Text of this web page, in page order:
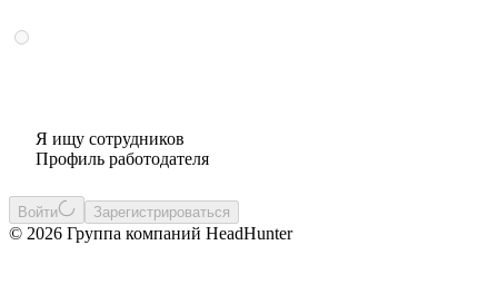
Я ищу сотрудников
Профиль работодателя
Войти Зарегистрироваться
© 2026 Группа компаний HeadHunter